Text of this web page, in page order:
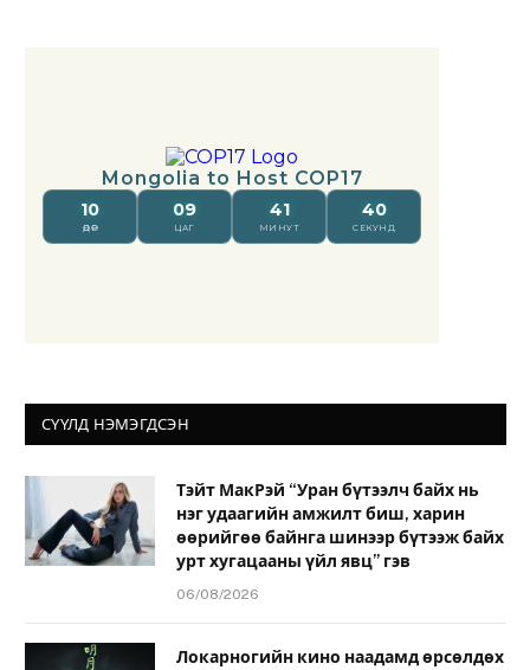
СҮҮЛД НЭМЭГДСЭН
Тэйт МакРэй “Уран бүтээлч байх нь
нэг удаагийн амжилт биш, харин
өөрийгөө байнга шинээр бүтээж байх
урт хугацааны үйл явц” гэв
06/08/2026
Локарногийн кино наадамд өрсөлдөх